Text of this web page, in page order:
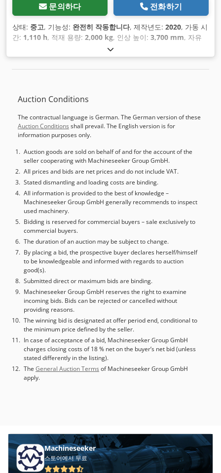
문의하다 전화하기
상태: 중고, 기능성: 완전히 작동합니다, 제작년도: 2020, 가동 시
간: 1,110 h, 적재 용량: 2,000 kg, 인상 높이: 3,700 mm, 자유
전기
높이:2,380 mm, 포크 길이:1,200 mm, 공차 중량:3,400 kg,
총 길이:2,200 mm, 구동 방식:Elektro, 건설 폭:1,200 mm,
Auction Conditions
The contractual language is German. The German version of these
Auction Conditions shall prevail. The English version is for
information purposes only.
Auction goods are sold on behalf of and for the account of the
seller cooperating with Machineseeker Group GmbH.
All prices and bids are net prices and do not include VAT.
Stated dismantling and loading costs are binding.
All information is provided to the best of knowledge –
Machineseeker Group GmbH generally recommends to inspect
used machinery.
Bidding is reserved for commercial buyers – sale exclusively to
commercial buyers.
The duration of an auction may be subject to change.
By placing a bid, the prospective buyer declares herself/himself
to be knowledgeable and informed with regards to auction
good(s).
Submitted direct or maximum bids are binding.
Machineseeker Group GmbH reserves the right to examine
incoming bids. Bids can be rejected or cancelled without
providing reasons.
The winning bid is designated at offer period end, conditional to
the minimum price defined by the seller.
In case of acceptance of a bid, Machineseeker Group GmbH
charges closing costs of 18 % net on the buyer’s net bid (unless
stated differently in the listing).
The General Auction Terms of Machineseeker Group GmbH
apply.
Machineseeker
스토어에서 무료